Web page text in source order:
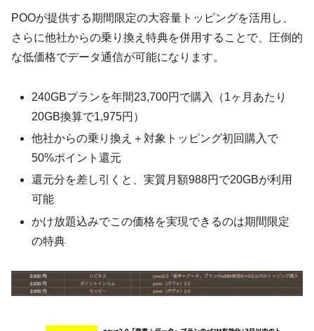
POOが提供する期間限定の大容量トッピングを活用し、
さらに他社からの乗り換え特典を併用することで、圧倒的
な低価格でデータ通信が可能になります。
240GBプランを年間23,700円で購入（1ヶ月あたり
20GB換算で1,975円）
他社からの乗り換え＋対象トッピング初回購入で
50%ポイント還元
還元分を差し引くと、実質月額988円で20GBが利用
可能
かけ放題込みでこの価格を実現できるのは期間限定
の特典